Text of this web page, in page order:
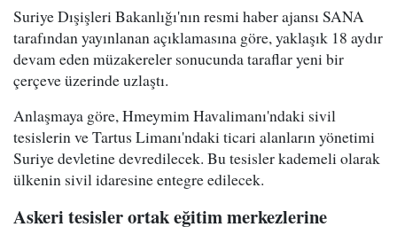
Suriye Dışişleri Bakanlığı'nın resmi haber ajansı SANA
tarafından yayınlanan açıklamasına göre, yaklaşık 18 aydır
devam eden müzakereler sonucunda taraflar yeni bir
çerçeve üzerinde uzlaştı.
Anlaşmaya göre, Hmeymim Havalimanı'ndaki sivil
tesislerin ve Tartus Limanı'ndaki ticari alanların yönetimi
Suriye devletine devredilecek. Bu tesisler kademeli olarak
ülkenin sivil idaresine entegre edilecek.
Askeri tesisler ortak eğitim merkezlerine